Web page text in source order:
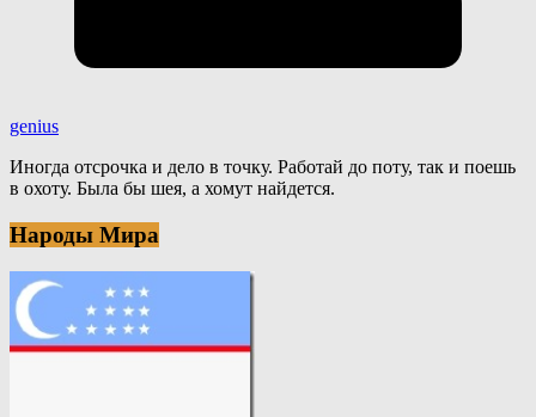
genius
Иногда отсрочка и дело в точку. Работай до поту, так и поешь
в охоту. Была бы шея, а хомут найдется.
Народы Мира